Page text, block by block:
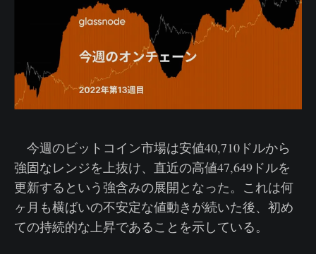
今週のビットコイン市場は安値40,710ドルから
強固なレンジを上抜け、直近の高値47,649ドルを
更新するという強含みの展開となった。これは何
ヶ月も横ばいの不安定な値動きが続いた後、初め
ての持続的な上昇であることを示している。